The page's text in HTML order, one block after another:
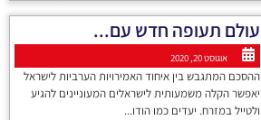
עולם תעופה חדש עם...
אוגוסט 20, 2020
ההסכם המתגבש בין איחוד האמירויות הערביות לישראל
יאפשר הקלה משמעותית לישראלים המעוניינים להגיע
ולטייל במזרח. יעדים כמו הודו...